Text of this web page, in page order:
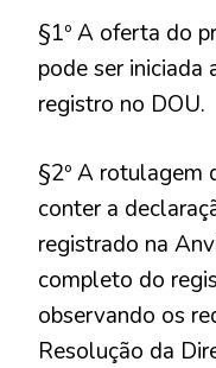
§1º A oferta do
pode ser iniciada
registro no DOU.
§2º A rotulagem
conter a
registrado na
completo do
observando os
Resolução da